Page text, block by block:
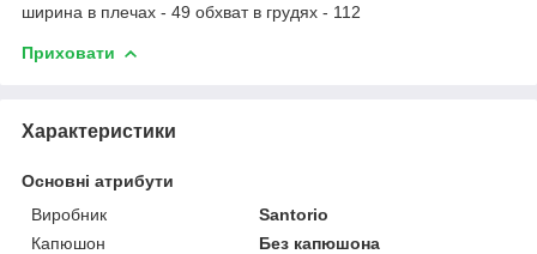
ширина в плечах - 49 обхват в грудях - 112
Приховати
Характеристики
Основні атрибути
Виробник
Santorio
Капюшон
Без капюшона